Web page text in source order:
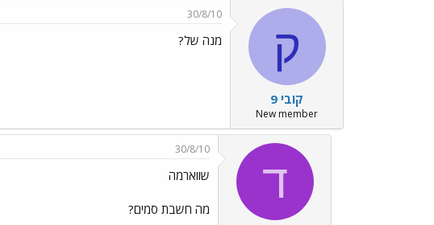
ק
קובי 9
New member
30/8/10
מנה של?
ד
30/8/10
שווארמה
מה חשבת סמים?